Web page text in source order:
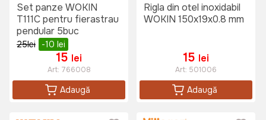
Set panze WOKIN
T111C pentru fierastrau
pendular 5buc
25lei -10 lei
15 lei
Art: 766008
Adaugă
Rigla din otel inoxidabil
WOKIN 150x19x0.8 mm
15 lei
Art: 501006
Adaugă